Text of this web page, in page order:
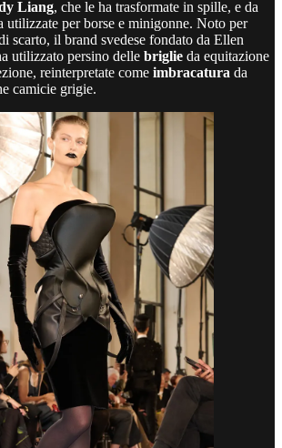
Liang, che le ha trasformate in spille, e da
utilizzate per borse e minigonne. Noto per
scarto, il brand svedese fondato da Ellen
utilizzato persino delle briglie da equitazione
reinterpretate come imbracatura da
camicie grigie.